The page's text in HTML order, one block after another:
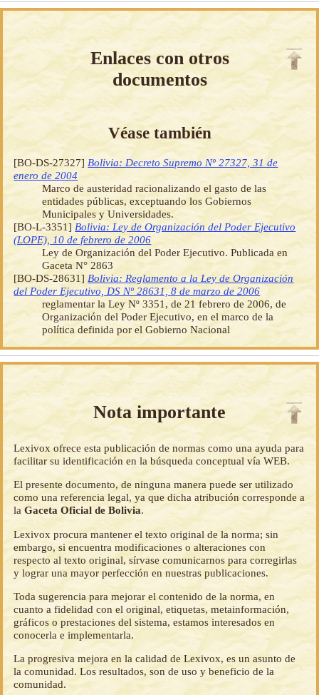
Enlaces con otros
documentos
Véase también
[BO-DS-27327] Bolivia: Decreto Supremo Nº 27327, 31 de
enero de 2004
Marco de austeridad racionalizando el gasto de las
entidades públicas, exceptuando los Gobiernos
Municipales y Universidades.
[BO-L-3351] Bolivia: Ley de Organización del Poder Ejecutivo
(LOPE), 10 de febrero de 2006
Ley de Organización del Poder Ejecutivo. Publicada en
Gaceta N° 2863
[BO-DS-28631] Bolivia: Reglamento a la Ley de Organización
del Poder Ejecutivo, DS Nº 28631, 8 de marzo de 2006
reglamentar la Ley Nº 3351, de 21 febrero de 2006, de
Organización del Poder Ejecutivo, en el marco de la
política definida por el Gobierno Nacional
Nota importante
Lexivox ofrece esta publicación de normas como una ayuda para
facilitar su identificación en la búsqueda conceptual vía WEB.
El presente documento, de ninguna manera puede ser utilizado
como una referencia legal, ya que dicha atribución corresponde a
laGaceta Oficial de Bolivia.
Lexivox procura mantener el texto original de la norma; sin
embargo, si encuentra modificaciones o alteraciones con
respecto al texto original, sírvase comunicarnos para corregirlas
y lograr una mayor perfección en nuestras publicaciones.
Toda sugerencia para mejorar el contenido de la norma, en
cuanto a fidelidad con el original, etiquetas, metainformación,
gráficos o prestaciones del sistema, estamos interesados en
conocerla e implementarla.
La progresiva mejora en la calidad de Lexivox, es un asunto de
la comunidad. Los resultados, son de uso y beneficio de la
comunidad.